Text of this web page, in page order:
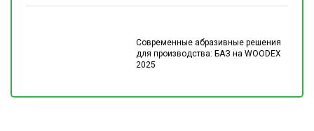
Современные абразивные решения
для производства: БАЗ на WOODEX
2025